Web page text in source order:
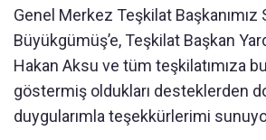
Genel Merkez Teşkilat Başkanımız
Büyükgümüş’e, Teşkilat Başkan
Hakan Aksu ve tüm teşkilatımıza
göstermiş oldukları desteklerden
duygularımla teşekkürlerimi